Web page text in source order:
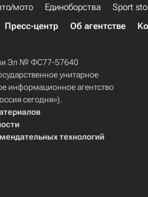
мото Единоборства Sport
Пресс-центр Об агентстве
Эл № ФС77-57640
унитарное
информационное агентство
сегодня»).
технологий